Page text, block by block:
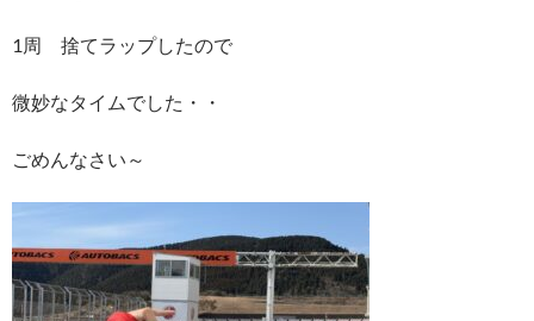
1周 捨てラップしたので
微妙なタイムでした・・
ごめんなさい～